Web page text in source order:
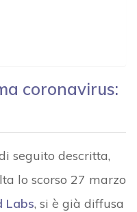
coronavirus:
seguito descritta,
lo scorso 27 marzo
Labs, si è già diffusa